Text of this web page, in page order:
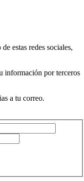
estas redes sociales,
información por terceros
a tu correo.